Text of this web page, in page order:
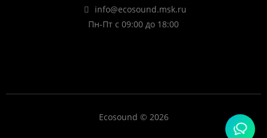
info@ecosound.msk.ru
Пн-Пт с 09:00 до 18:00
Ecosound © 2026